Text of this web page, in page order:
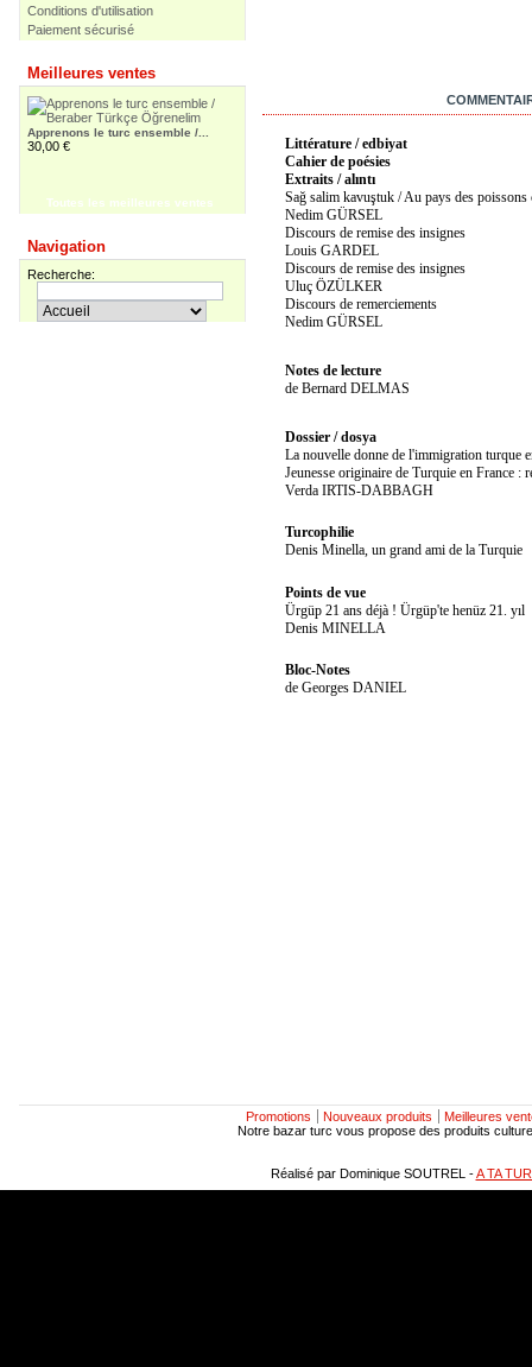
Conditions d'utilisation
Paiement sécurisé
Meilleures ventes
Apprenons le turc ensemble /...
30,00 €
55,00 €
Pir Sultan Abdal
16,00 €
Toutes les meilleures ventes
Navigation
Recherche:
Littérature / edbiyat
Cahier de poésies
Extraits / alıntı
Sağ salim kavuştuk / Au pays des poissons
Nedim GÜRSEL
Discours de remise des insignes
Louis GARDEL
Discours de remise des insignes
Uluç ÖZÜLKER
Discours de remerciements
Nedim GÜRSEL
Notes de lecture
de Bernard DELMAS
Dossier / dosya
La nouvelle donne de l'immigration turque
Jeunesse originaire de Turquie en France :
Verda IRTIS-DABBAGH
Turcophilie
Denis Minella, un grand ami de la Turquie
Points de vue
Ürgüp 21 ans déjà ! Ürgüp'te henüz 21. yıl
Denis MINELLA
Bloc-Notes
de Georges DANIEL
Promotions Nouveaux produits
Meilleures
Notre bazar turc vous propose des produits
Réalisé par Dominique SOUTREL -A TA